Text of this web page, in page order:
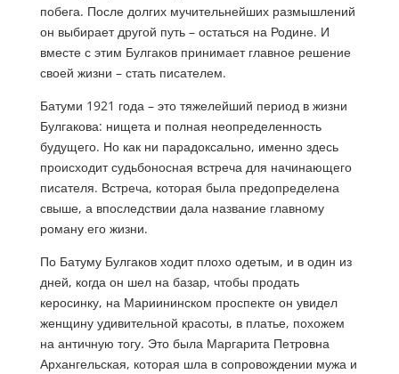
побега. После долгих мучительнейших размышлений
он выбирает другой путь – остаться на Родине. И
вместе с этим Булгаков принимает главное решение
своей жизни – стать писателем.
Батуми 1921 года – это тяжелейший период в жизни
Булгакова: нищета и полная неопределенность
будущего. Но как ни парадоксально, именно здесь
происходит судьбоносная встреча для начинающего
писателя. Встреча, которая была предопределена
свыше, а впоследствии дала название главному
роману его жизни.
По Батуму Булгаков ходит плохо одетым, и в один из
дней, когда он шел на базар, чтобы продать
керосинку, на Мариининском проспекте он увидел
женщину удивительной красоты, в платье, похожем
на античную тогу. Это была Маргарита Петровна
Архангельская, которая шла в сопровождении мужа и